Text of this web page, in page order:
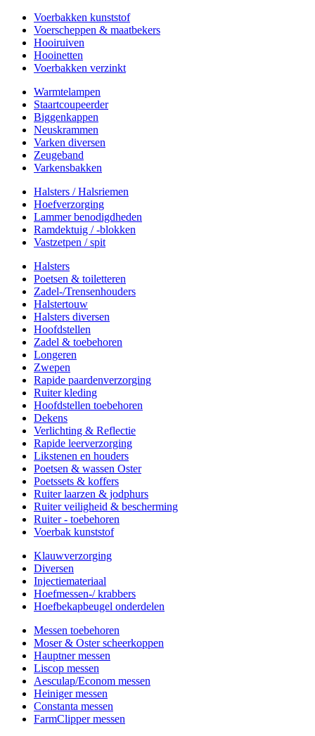
Voerbakken kunststof
Voerscheppen & maatbekers
Hooiruiven
Hooinetten
Voerbakken verzinkt
Warmtelampen
Staartcoupeerder
Biggenkappen
Neuskrammen
Varken diversen
Zeugeband
Varkensbakken
Halsters / Halsriemen
Hoefverzorging
Lammer benodigdheden
Ramdektuig / -blokken
Vastzetpen / spit
Halsters
Poetsen & toiletteren
Zadel-/Trensenhouders
Halstertouw
Halsters diversen
Hoofdstellen
Zadel & toebehoren
Longeren
Zwepen
Rapide paardenverzorging
Ruiter kleding
Hoofdstellen toebehoren
Dekens
Verlichting & Reflectie
Rapide leerverzorging
Likstenen en houders
Poetsen & wassen Oster
Poetssets & koffers
Ruiter laarzen & jodphurs
Ruiter veiligheid & bescherming
Ruiter - toebehoren
Voerbak kunststof
Klauwverzorging
Diversen
Injectiemateriaal
Hoefmessen-/ krabbers
Hoefbekapbeugel onderdelen
Messen toebehoren
Moser & Oster scheerkoppen
Hauptner messen
Liscop messen
Aesculap/Econom messen
Heiniger messen
Constanta messen
FarmClipper messen